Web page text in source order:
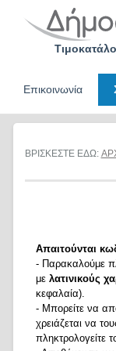
Επικοινωνία
ΒΡΙΣΚΕΣΤΕ ΕΔΩ:
Απαιτούνται
- Παρακαλούμε
με λατινικούς
κεφαλαία).
- Μπορείτε να
χρειάζεται να
πληκτρολογείτε